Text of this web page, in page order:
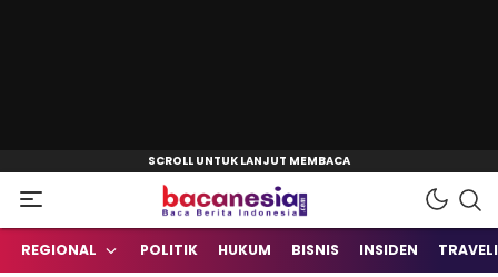
Bacanesia.com
Baca Berita Indonesia
REGIONAL POLITIK HUKUM BISNIS INSIDEN